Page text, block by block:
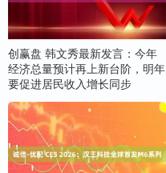
创赢盘 韩文秀最新发言：今年
经济总量预计再上新台阶，明年
要促进居民收入增长同步